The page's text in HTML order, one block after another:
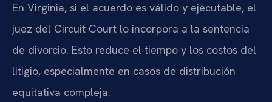
En Virginia, si el acuerdo es válido y ejecutable, el
juez del Circuit Court lo incorpora a la sentencia
de divorcio. Esto reduce el tiempo y los costos del
litigio, especialmente en casos de distribución
equitativa compleja.